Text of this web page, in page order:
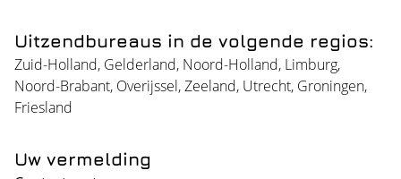
Uitzendbureaus in de volgende regios:
Zuid-Holland, Gelderland, Noord-Holland, Limburg,
Noord-Brabant, Overijssel,Zeeland, Utrecht, Groningen,
Friesland
Uw vermelding